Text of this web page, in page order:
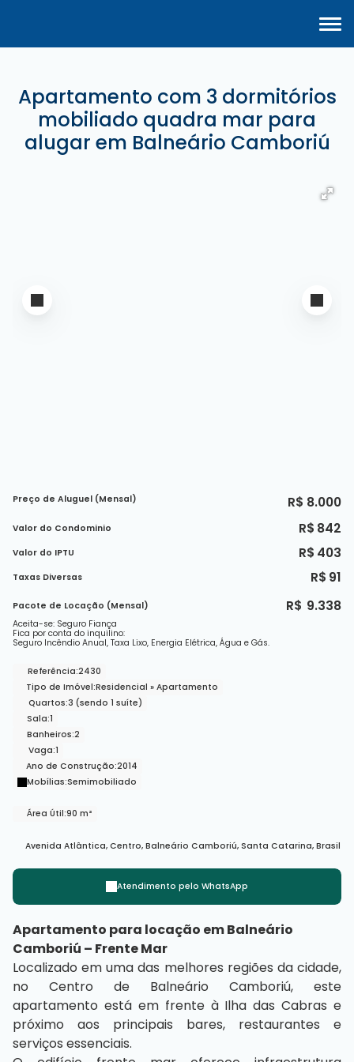
Apartamento com 3 dormitórios
mobiliado quadra mar para
alugar em Balneário Camboriú
R$ 8.000
Preço de Aluguel (Mensal)
Aceita-se: Seguro Fiança
Fica por conta do inquilino:
Seguro Incêndio Anual, Taxa Lixo, Energia Elétrica, Água e Gás.
Valor do IPTU R$ 403
Valor do Condominio R$ 842
Taxas Diversas R$ 91
R$ 9.338
Pacote de Locação (Mensal)
Referência:2430
Tipo de Imóvel:Residencial » Apartamento
Quartos:3 (sendo 1 suíte)
Sala:1
Banheiros:2
Vaga:1
Ano de Construção:2014
Mobílias:Semimobiliado
Área Útil:90 m²
Avenida Atlântica,Centro,Balneário Camboriú,Santa Catarina,Brasil
Atendimento pelo WhatsApp
Apartamento para locação em Balneário
Camboriú – Frente Mar
Localizado em uma das melhores regiões da cidade,
no Centro de Balneário Camboriú, este
apartamento está em frente à Ilha das Cabras e
próximo aos principais bares, restaurantes e
serviços essenciais.